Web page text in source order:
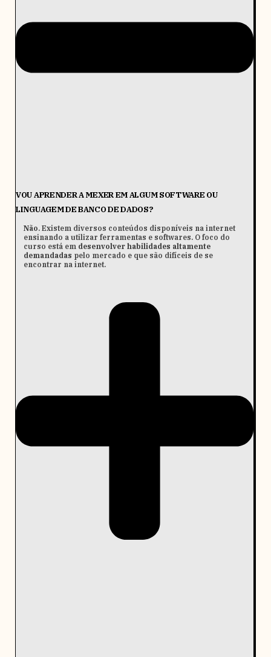
VOU APRENDER A MEXER EM ALGUM SOFTWARE OU
LINGUAGEM DE BANCO DE DADOS?
Não. Existem diversos conteúdos disponíveis na internet
ensinando a utilizar ferramentas e softwares. O foco do
curso está em desenvolver habilidades altamente
demandadas pelo mercado e que são difíceis de se
encontrar na internet.